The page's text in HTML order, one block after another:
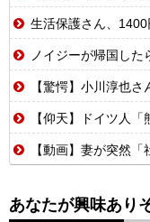
生活保護さん、1400
ノイジーが帰国したら
【驚愕】小川淳也さん、演説で
【仰天】ドイツ人「熊本で日本人の底力を見た…!」
【動画】妻が突然「社長息子との子供
あなたが興味あり